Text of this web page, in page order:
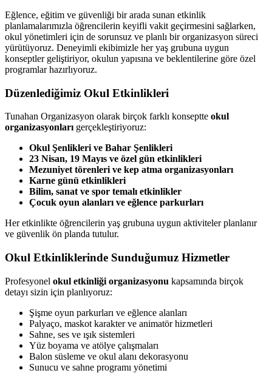
Eğlence, eğitim ve güvenliği bir arada sunan etkinlik
planlamalarımızla öğrencilerin keyifli vakit geçirmesini sağlarken,
okul yönetimleri için de sorunsuz ve planlı bir organizasyon süreci
yürütüyoruz. Deneyimli ekibimizle her yaş grubuna uygun
konseptler geliştiriyor, okulun yapısına ve beklentilerine göre özel
programlar hazırlıyoruz.
Düzenlediğimiz Okul Etkinlikleri
Tunahan Organizasyon olarak birçok farklı konseptte okul
organizasyonlarıgerçekleştiriyoruz:
Okul Şenlikleri ve Bahar Şenlikleri
23 Nisan, 19 Mayıs ve özel gün etkinlikleri
Mezuniyet törenleri ve kep atma organizasyonları
Karne günü etkinlikleri
Bilim, sanat ve spor temalı etkinlikler
Çocuk oyun alanları ve eğlence parkurları
Her etkinlikte öğrencilerin yaş grubuna uygun aktiviteler planlanır
ve güvenlik ön planda tutulur.
Okul Etkinliklerinde Sunduğumuz Hizmetler
Profesyonel okul etkinliği organizasyonu kapsamında birçok
detayı sizin için planlıyoruz:
Şişme oyun parkurları ve eğlence alanları
Palyaço, maskot karakter ve animatör hizmetleri
Sahne, ses ve ışık sistemleri
Yüz boyama ve atölye çalışmaları
Balon süsleme ve okul alanı dekorasyonu
Sunucu ve sahne programı yönetimi